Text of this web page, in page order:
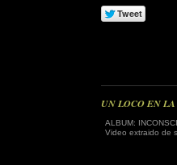
UN LOCO EN
ALBUM:
Video extraido de